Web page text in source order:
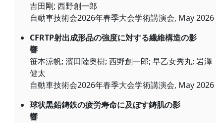
吉田剛; 西野創一郎
自動車技術会2026年春季大会学術講演会, May 2026
CFRTP射出成形品の強度に対する繊維構造の影
響
笹本涼帆; 濱田陸奥樹; 西野創一郎; 早乙女秀丸; 岩澤
健太
自動車技術会2026年春季大会学術講演会, May 2026
球状黒鉛鋳鉄の疲労寿命に及ぼす鋳肌の影
響